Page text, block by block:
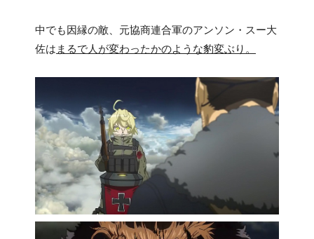
中でも因縁の敵、元協商連合軍のアンソン・スー大
佐は まるで人が変わったかのような豹変ぶり。